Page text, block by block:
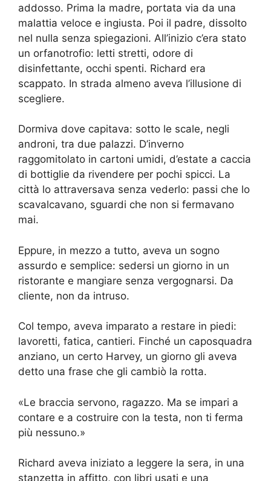
addosso. Prima la madre, portata via da una
malattia veloce e ingiusta. Poi il padre, dissolto
nel nulla senza spiegazioni. All’inizio c’era stato
un orfanotrofio: letti stretti, odore di
disinfettante, occhi spenti. Richard era
scappato. In strada almeno aveva l’illusione di
scegliere.
Dormiva dove capitava: sotto le scale, negli
androni, tra due palazzi. D’inverno
raggomitolato in cartoni umidi, d’estate a caccia
di bottiglie da rivendere per pochi spicci. La
città lo attraversava senza vederlo: passi che lo
scavalcavano, sguardi che non si fermavano
mai.
Eppure, in mezzo a tutto, aveva un sogno
assurdo e semplice: sedersi un giorno in un
ristorante e mangiare senza vergognarsi. Da
cliente, non da intruso.
Col tempo, aveva imparato a restare in piedi:
lavoretti, fatica, cantieri. Finché un caposquadra
anziano, un certo Harvey, un giorno gli aveva
detto una frase che gli cambiò la rotta.
«Le braccia servono, ragazzo. Ma se impari a
contare e a costruire con la testa, non ti ferma
più nessuno.»
Richard aveva iniziato a leggere la sera, in una
stanzetta in affitto, con libri usati e una